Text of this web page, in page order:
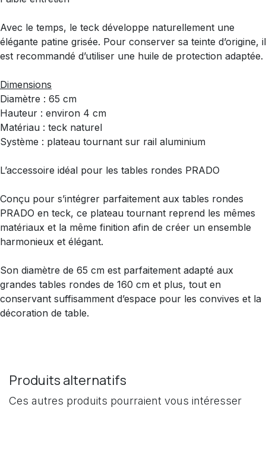
Avec le temps, le teck développe naturellement une
élégante patine grisée. Pour conserver sa teinte d’origine, il
est recommandé d’utiliser une huile de protection adaptée.
Dimensions
Diamètre : 65 cm
Hauteur : environ 4 cm
Matériau : teck naturel
Système : plateau tournant sur rail aluminium
L’accessoire idéal pour les tables rondes PRADO
Conçu pour s’intégrer parfaitement aux tables rondes
PRADO en teck, ce plateau tournant reprend les mêmes
matériaux et la même finition afin de créer un ensemble
harmonieux et élégant.
Son diamètre de 65 cm est parfaitement adapté aux
grandes tables rondes de 160 cm et plus, tout en
conservant suffisamment d’espace pour les convives et la
décoration de table.
Produits alternatifs
Ces autres produits pourraient vous intéresser